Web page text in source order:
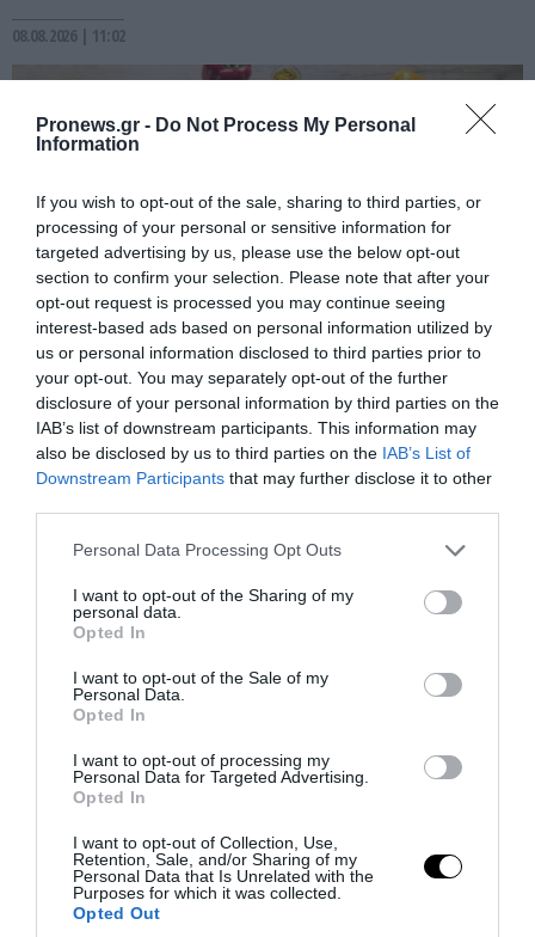
Pronews.gr - Do Not Process My Personal
Information
If you wish to opt-out of the sale, sharing to third parties, or
processing of your personal or sensitive information for
targeted advertising by us, please use the below opt-out
section to confirm your selection. Please note that after your
opt-out request is processed you may continue seeing
interest-based ads based on personal information utilized by
us or personal information disclosed to third parties prior to
your opt-out. You may separately opt-out of the further
disclosure of your personal information by third parties on the
IAB’s list of downstream participants. This information may
also be disclosed by us to third parties on the IAB’s List of
Downstream Participants that may further disclose it to other
Please note that this website/app uses one or more Google
not limited to your visit or usage behaviour. You may click to
grant or deny consent to Google and its third-party tags to
use your data for below specified purposes in below Google
consent section.
Personal Data Processing Opt Outs
I want to opt-out of the Sharing of my
personal data.
Opted In
I want to opt-out of the Sale of my
Personal Data.
Opted In
I want to opt-out of processing my
Personal Data for Targeted Advertising.
Opted In
I want to opt-out of Collection, Use,
Retention, Sale, and/or Sharing of my
Personal Data that Is Unrelated with the
Purposes for which it was collected.
Opted Out
08.08.2026 | 11:02
PRONEWS.GR /ΔΙΑΤΡΟΦΗ
Βρίσκεσαι σε δίαιτα; – 11+1 καθημερινά
λάθη που μπορεί να κρατούν τη ζυγαριά
«κολλημένη»
PRONEWS.GR /ΔΙΑΤΡΟΦΗ
Αυτά είναι τα φρούτα και τα λαχανικά